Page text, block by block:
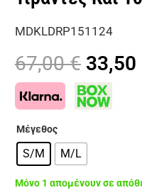
MDKLDRP151124
67,00€
price
was:
33,50
Μέγεθος
S/M M/L
Μόνο 1 απομένουν σε